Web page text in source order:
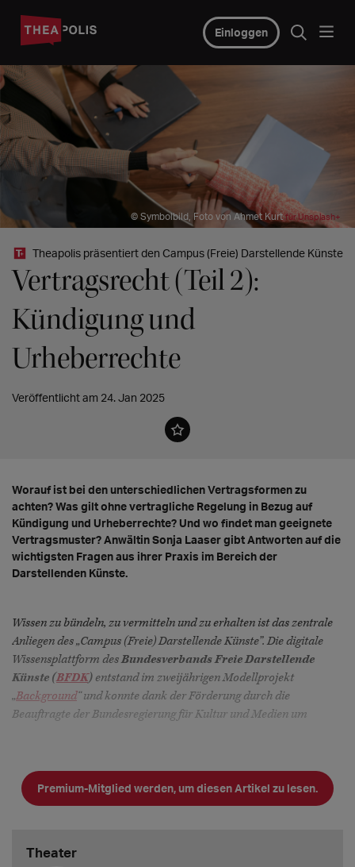
Einloggen
© Symbolbild, Foto von Ahmet Kurtfür Unsplash+
Theapolis präsentiert den Campus (Freie) Darstellende Künste
Vertragsrecht (Teil 2):
Kündigung und
Urheberrechte
Veröffentlicht am 24. Jan 2025
Worauf ist bei den unterschiedlichen Vertragsformen zu
achten? Was gilt ohne vertragliche Regelung in Bezug auf
Kündigung und Urheberrechte? Und wo findet man geeignete
Vertragsmuster? Anwältin Sonja Laaser gibt Antworten auf die
wichtigsten Fragen aus ihrer Praxis im Bereich der
Darstellenden Künste.
Wissen zu bündeln, zu vermitteln und zu erhalten ist das zentrale
Anliegen des „Campus (Freie) Darstellende Künste”. Die digitale
Wissensplattform desBundesverbands Freie Darstellende
Künste (BFDK) entstand im zweijährigen Modellprojekt
„Background“ und konnte dank der Förderung durch die
Beauftragte der Bundesregierung für Kultur und Medien um
Premium-Mitglied werden, um diesen Artikel zu lesen.
Theater